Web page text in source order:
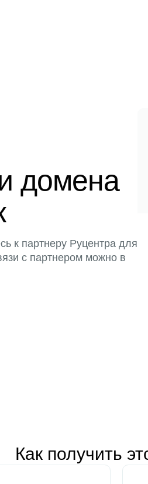
домена
к партнеру Руцентра для
с партнером можно в
Как получить